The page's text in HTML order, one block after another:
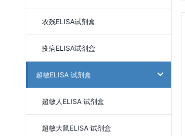
农残ELISA试剂盒
疫病ELISA试剂盒
超敏ELISA 试剂盒
超敏人ELISA 试剂盒
超敏大鼠ELISA 试剂盒